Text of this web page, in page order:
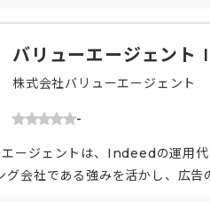
バリューエージェン
株式会社バリューエージェント
-
ージェントは、Indeedの運用代
会社である強みを活かし、広